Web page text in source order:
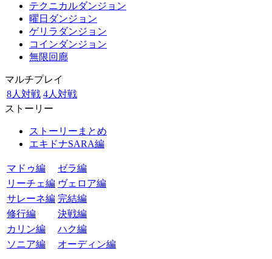
テクニカルダンジョン
曜日ダンジョン
ゲリラダンジョン
コインダンジョン
無限回廊
マルチプレイ
8人対戦 4人対戦
ストーリー
ストーリーまとめ
エキドナSARA編
マドゥ編
ゼラ編
リーチェ編 ヴェロア編
サレーネ編 完結編
修行編
決戦編
カリン編
ハク編
ソニア編
オーディン編